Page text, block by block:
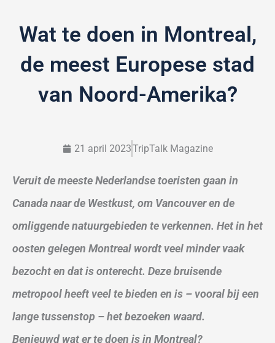
Wat te doen in Montreal,
de meest Europese stad
van Noord-Amerika?
21 april 2023TripTalk Magazine
Veruit de meeste Nederlandse toeristen gaan in
Canada naar de Westkust, om Vancouver en de
omliggende natuurgebieden te verkennen. Het in het
oosten gelegen Montreal wordt veel minder vaak
bezocht en dat is onterecht. Deze bruisende
metropool heeft veel te bieden en is – vooral bij een
lange tussenstop – het bezoeken waard.
Benieuwd wat er te doen is in Montreal?